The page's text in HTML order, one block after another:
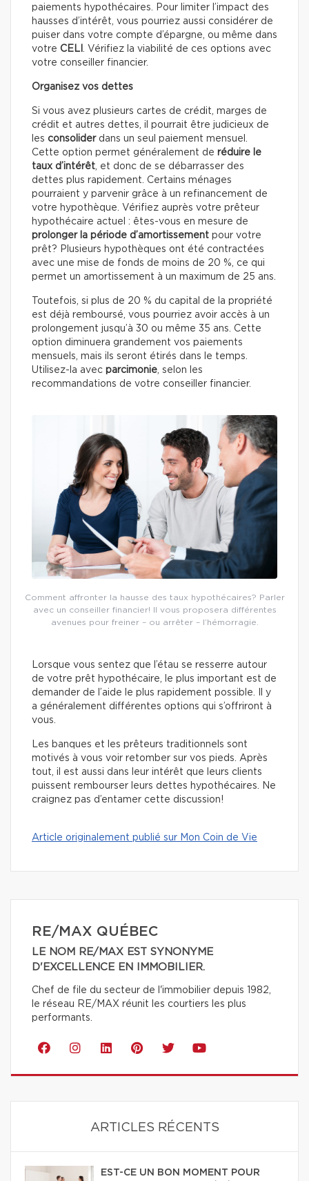
paiements hypothécaires. Pour limiter l’impact des
hausses d’intérêt, vous pourriez aussi considérer de
puiser dans votre compte d’épargne, ou même dans
votre CELI . Vérifiez la viabilité de ces options avec
votre conseiller financier.
Organisez vos dettes
Si vous avez plusieurs cartes de crédit, marges de
crédit et autres dettes, il pourrait être judicieux de
les consoliderdans un seul paiement mensuel.
Cette option permet généralement de réduire le
taux d’intérêt, et donc de se débarrasser des
dettes plus rapidement. Certains ménages
pourraient y parvenir grâce à un refinancement de
votre hypothèque. Vérifiez auprès votre prêteur
hypothécaire actuel : êtes-vous en mesure de
prolonger la période d’amortissement pour votre
prêt? Plusieurs hypothèques ont été contractées
avec une mise de fonds de moins de 20 %, ce qui
permet un amortissement à un maximum de 25 ans.
Toutefois, si plus de 20 % du capital de la propriété
est déjà remboursé, vous pourriez avoir accès à un
prolongement jusqu’à 30 ou même 35 ans. Cette
option diminuera grandement vos paiements
mensuels, mais ils seront étirés dans le temps.
Utilisez-la avec parcimonie, selon les
recommandations de votre conseiller financier.
Comment affronter la hausse des taux hypothécaires? Parler
avec un conseiller financier! Il vous proposera différentes
avenues pour freiner – ou arrêter – l’hémorragie.
Lorsque vous sentez que l’étau se resserre autour
de votre prêt hypothécaire, le plus important est de
demander de l’aide le plus rapidement possible. Il y
a généralement différentes options qui s’offriront à
vous.
Les banques et les prêteurs traditionnels sont
motivés à vous voir retomber sur vos pieds. Après
tout, il est aussi dans leur intérêt que leurs clients
puissent rembourser leurs dettes hypothécaires. Ne
craignez pas d’entamer cette discussion!
Article originalement publié sur Mon Coin de Vie
RE/MAX QUÉBEC
LE NOM RE/MAX EST SYNONYME
D'EXCELLENCE EN IMMOBILIER.
Chef de file du secteur de l'immobilier depuis 1982,
le réseau RE/MAX réunit les courtiers les plus
performants.
ARTICLES RÉCENTS
EST-CE UN BON MOMENT POUR